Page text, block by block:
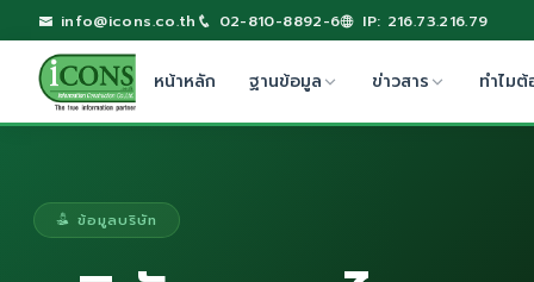
info@icons.co.th 02-810-8892-6 IP: 216.73.216.79
หน้าหลัก ฐานข้อมูล ข่าวสาร ทำไมต้
ข้อมูลบริษัท